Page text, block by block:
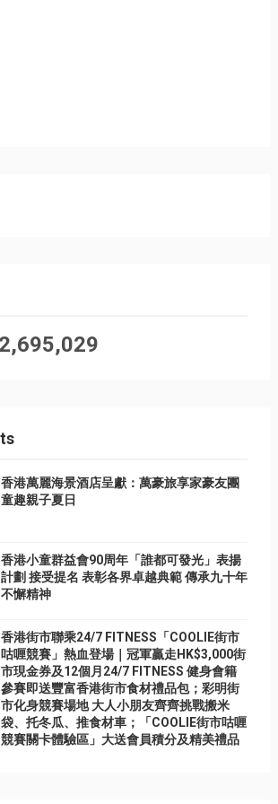
香港萬麗海景酒店呈獻：萬豪旅享家豪友團
童趣親子夏日
香港小童群益會90周年「誰都可發光」表揚
計劃 接受提名 表彰各界卓越典範 傳承九十年
不懈精神
香港街市聯乘24/7 FITNESS「COOLIE街市
咕喱競賽」熱血登場｜冠軍贏走HK$3,000街
市現金券及12個月24/7 FITNESS 健身會籍
參賽即送豐富香港街市食材禮品包；彩明街
市化身競賽場地 大人小朋友齊齊挑戰搬米
袋、托冬瓜、推食材車；「COOLIE街市咕喱
競賽關卡體驗區」大送會員積分及精美禮品